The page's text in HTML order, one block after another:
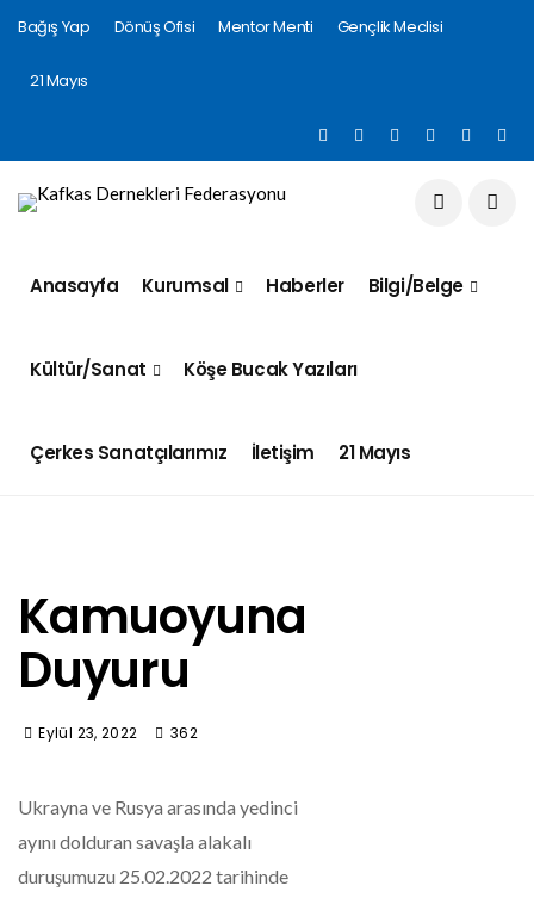
Bağış Yap Dönüş Ofisi Mentor Menti Gençlik Meclisi
21 Mayıs
Anasayfa Kurumsal Haberler Bilgi/Belge
Kültür/Sanat Köşe Bucak Yazıları
Çerkes Sanatçılarımız İletişim 21 Mayıs
Kamuoyuna
Duyuru
Eylül 23, 2022 362
Ukrayna ve Rusya arasında yedinci
ayını dolduran savaşla alakalı
duruşumuzu 25.02.2022 tarihinde